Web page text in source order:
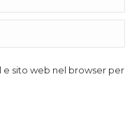
e sito web nel browser per